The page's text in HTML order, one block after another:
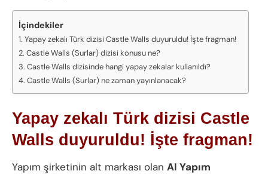
İçindekiler
Yapay zekalı Türk dizisi Castle Walls duyuruldu! İşte fragman!
Castle Walls (Surlar) dizisi konusu ne?
Castle Walls dizisinde hangi yapay zekalar kullanıldı?
Castle Walls (Surlar) ne zaman yayınlanacak?
Yapay zekalı Türk dizisi Castle
Walls duyuruldu! İşte fragman!
Yapım şirketinin alt markası olan AI Yapım